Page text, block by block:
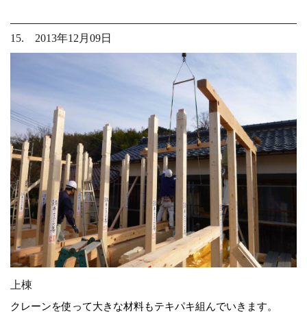
15. 2013年12月09日
上棟
クレーンを使って大きな材料もテキパキ組んでいきます。